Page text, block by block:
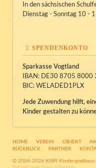
In den sächsischen
Dienstag - Sonntag 10 -
SPENDENKONTO
Sparkasse Vogtland
IBAN: DE30 8705
BIC: WELADED1PLX
Jede Zuwendung hilft,
Kinder gestalten zu
NAVIGATION
ÜBERSPRINGEN
HOME VEREIN OBJEKT
RÜCKBLICK
PARTNER
© 2004-2026 KISPI
RockSolid Contao Themes & Templates